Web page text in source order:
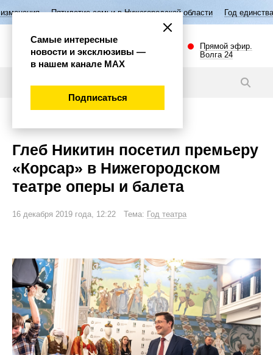
семьи в Нижегородской области Год единства народов России
Прямой эфир.
Волга 24
Глеб Никитин посетил премьеру
«Корсар» в Нижегородском
театре оперы и балета
16 декабря 2019 года, 12:22 Тема: Год театра
Самые интересные
новости и эксклюзивы —
в нашем канале МАХ
Подписаться